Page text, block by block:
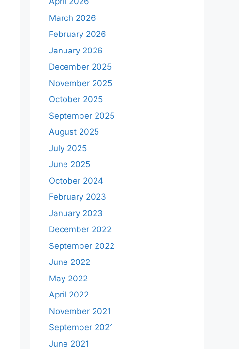
March 2026
February 2026
January 2026
December 2025
November 2025
October 2025
September 2025
August 2025
July 2025
June 2025
October 2024
February 2023
January 2023
December 2022
September 2022
June 2022
May 2022
April 2022
November 2021
September 2021
June 2021